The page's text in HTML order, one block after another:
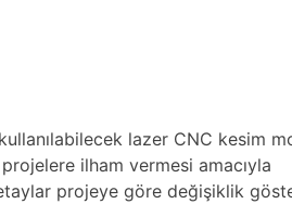
lazer CNC kesim
ilham vermesi amacıyla
projeye göre değişiklik